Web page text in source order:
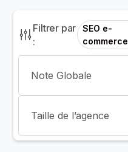
Filtrer par
:
SEO e-
commerce
Note Globale
Taille de l’agence